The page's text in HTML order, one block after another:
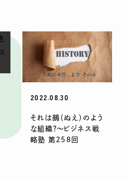
2022.08.30
それは鵺（ぬえ）のよう
な組織？〜ビジネス戦
略塾 第258回